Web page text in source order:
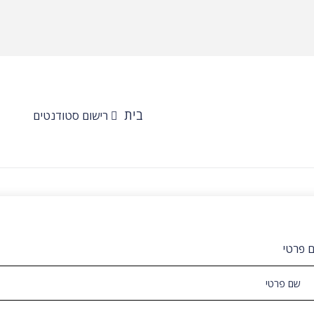
בית רישום סטודנטים
פרטי